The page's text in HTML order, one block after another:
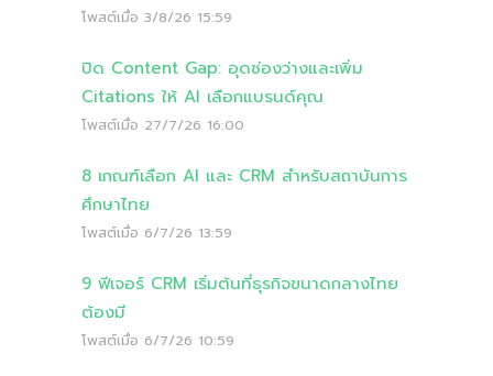
โพสต์เมื่อ 3/8/26 15:59
ปิด Content Gap: อุดช่องว่างและเพิ่ม
Citations ให้ AI เลือกแบรนด์คุณ
โพสต์เมื่อ 27/7/26 16:00
8 เกณฑ์เลือก AI และ CRM สำหรับสถาบันการ
ศึกษาไทย
โพสต์เมื่อ 6/7/26 13:59
9 ฟีเจอร์ CRM เริ่มต้นที่ธุรกิจขนาดกลางไทย
ต้องมี
โพสต์เมื่อ 6/7/26 10:59